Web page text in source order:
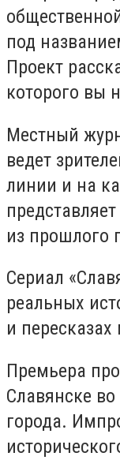
под
Проект
которого вы
Местный
ведет
линии и на
из прошлого
Сериал
реальных
и
Премьера
Славянске
города.